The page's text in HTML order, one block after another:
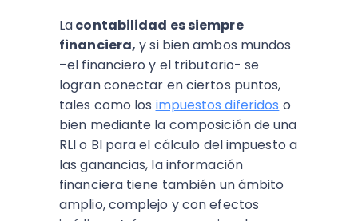
Lacontabilidad es siempre
financiera, y si bien ambos mundos
–el financiero y el tributario- se
logran conectar en ciertos puntos,
tales como los impuestos diferidos o
bien mediante la composición de una
RLI o BI para el cálculo del impuesto a
las ganancias, la información
financiera tiene también un ámbito
amplio, complejo y con efectos